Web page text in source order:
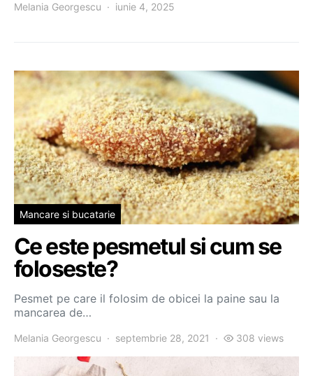
Melania Georgescu iunie 4, 2025
Mancare si bucatarie
Ce este pesmetul si cum se
foloseste?
Pesmet pe care il folosim de obicei la paine sau la
mancarea de…
Melania Georgescu septembrie 28, 2021 308 views